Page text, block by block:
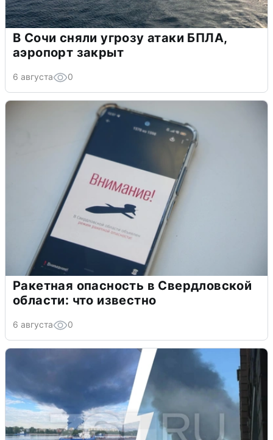
В Сочи сняли угрозу атаки БПЛА,
аэропорт закрыт
6 августа 0
Ракетная опасность в Свердловской
области: что известно
6 августа 0